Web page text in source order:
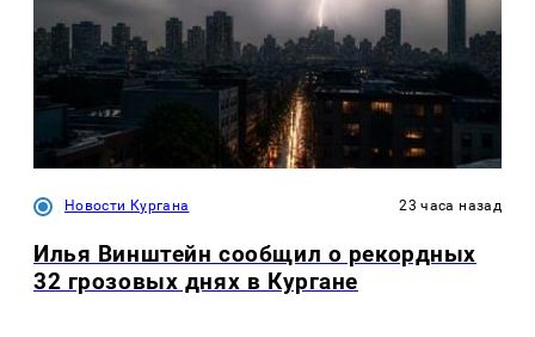
Новости Кургана 23 часа назад
Илья Винштейн сообщил о рекордных
32 грозовых днях в Кургане